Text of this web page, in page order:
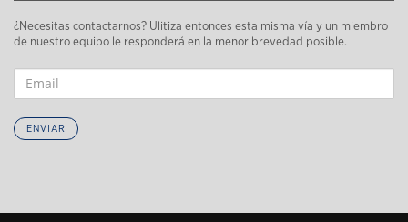
¿Necesitas contactarnos? Ulitiza entonces esta misma vía y un miembro
de nuestro equipo le responderá en la menor brevedad posible.
ENVIAR